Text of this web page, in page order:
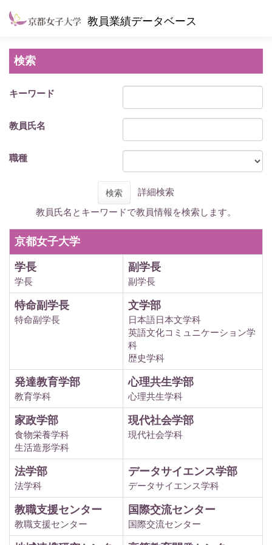
教員業績データベース
検索
キーワード
教員氏名
職種
検索
詳細検索
教員氏名とキーワードで教員情報を検索します。
京都女子大学
学長
学長
副学長
副学長
特命副学長
特命副学長
文学部
日本語日本文学科
英語文化コミュニケーション学
科
歴史学科
発達教育学部
教育学科
心理共生学部
心理共生学科
家政学部
食物栄養学科
生活造形学科
現代社会学部
現代社会学科
法学部
法学科
データサイエンス学部
データサイエンス学科
教職支援センター
教職支援センター
国際交流センター
国際交流センター